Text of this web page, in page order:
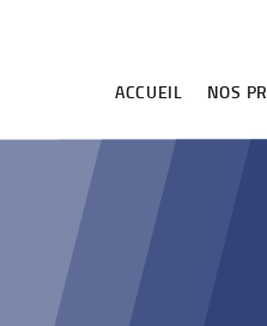
ACCUEIL NOS
NOS PRODUITS
QUI SOMMES
VIDÉOS
REVENDEURS
BLOG